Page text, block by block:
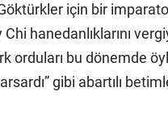
için bir
hanedanlıklarını
orduları bu dönemde
gibi abartılı